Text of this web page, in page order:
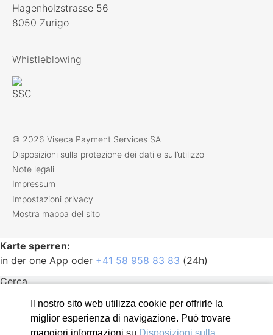
Il nostro sito web utilizza cookie per offrirle la
miglior esperienza di navigazione. Può trovare
maggiori informazioni su Disposizioni sulla
Hagenholzstrasse 56
8050 Zurigo
Whistleblowing
© 2026 Viseca Payment Services SA
Disposizioni sulla protezione dei dati e sull’utilizzo
Note legali
Impressum
Impostazioni privacy
Mostra mappa del sito
Viseca Payment Services
Offerte di lavoro
Investitori
Media
Karte sperren:
in der one App oder +41 58 958 83 83 (24h)
Cerca
Privatkunden